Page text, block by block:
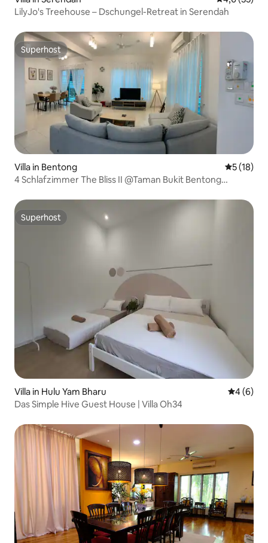
LilyJo's Treehouse – Dschungel-Retreat in Serendah
Superhost
Superhost
Villa in Bentong
5 (18)
4 Schlafzimmer The Bliss II @Taman Bukit Bentong
Superhost
Superhost
Villa in Hulu Yam Bharu
4 (6)
Das Simple Hive Guest House | Villa Oh34